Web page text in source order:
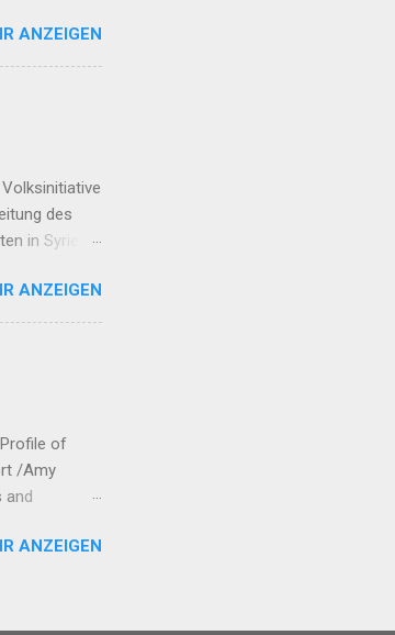
nur das
ANZEIGEN
des
in Syrien
Frauen-
Irans
...
ANZEIGEN
of
/Amy
and
(Partiya
o...
ANZEIGEN